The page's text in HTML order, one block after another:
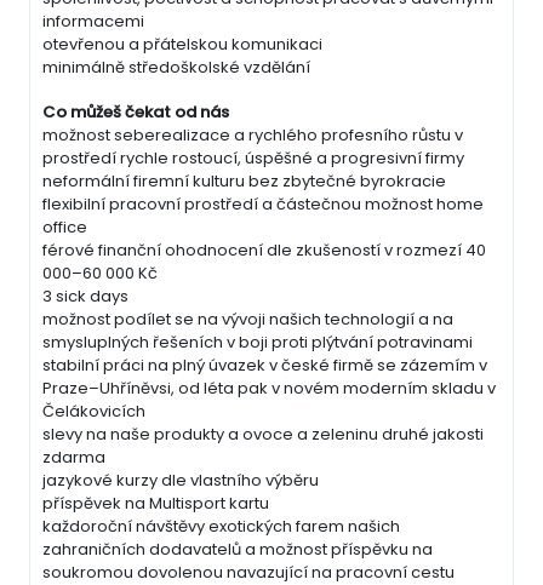
informacemi
otevřenou a přátelskou komunikaci
minimálně středoškolské vzdělání
Co můžeš čekat od nás
možnost seberealizace a rychlého profesního růstu v
prostředí rychle rostoucí, úspěšné a progresivní firmy
neformální firemní kulturu bez zbytečné byrokracie
flexibilní pracovní prostředí a částečnou možnost home
office
férové finanční ohodnocení dle zkušeností v rozmezí 40
000–60 000 Kč
3 sick days
možnost podílet se na vývoji našich technologií a na
smysluplných řešeních v boji proti plýtvání potravinami
stabilní práci na plný úvazek v české firmě se zázemím v
Praze–Uhříněvsi, od léta pak v novém moderním skladu v
Čelákovicích
slevy na naše produkty a ovoce a zeleninu druhé jakosti
zdarma
jazykové kurzy dle vlastního výběru
příspěvek na Multisport kartu
každoroční návštěvy exotických farem našich
zahraničních dodavatelů a možnost příspěvku na
soukromou dovolenou navazující na pracovní cestu